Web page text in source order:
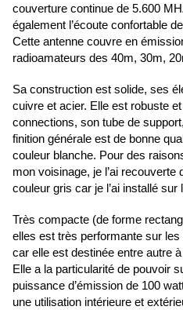
couverture continue de 5.600
également l’écoute confortable
Cette antenne couvre en
radioamateurs des 40m, 30m,
Sa construction est solide, ses
cuivre et acier. Elle est robuste
connections, son tube de
finition générale est de bonne
couleur blanche. Pour des
mon voisinage, je l’ai recouverte
couleur gris car je l’ai installé
Très compacte (de forme
elles est très performante sur
car elle est destinée entre autre
Elle a la particularité de pouvoir
puissance d’émission de 100
une utilisation intérieure et